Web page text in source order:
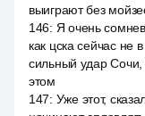
выиграют без
146: Я очень
как цска сейчас не
сильный удар Сочи,
этом
147: Уже этот,